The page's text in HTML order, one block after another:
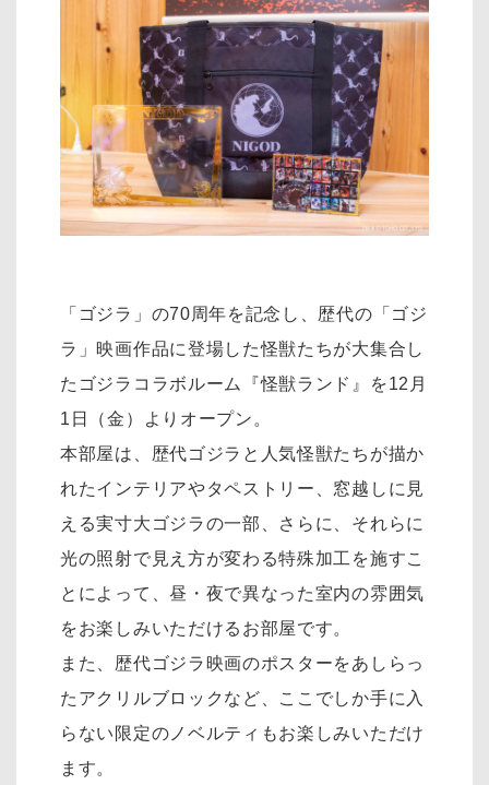
「ゴジラ」の70周年を記念し、歴代の「ゴジ
ラ」映画作品に登場した怪獣たちが大集合し
たゴジラコラボルーム『怪獣ランド』を12月
1日（金）よりオープン。
本部屋は、歴代ゴジラと人気怪獣たちが描か
れたインテリアやタペストリー、窓越しに見
える実寸大ゴジラの一部、さらに、それらに
光の照射で見え方が変わる特殊加工を施すこ
とによって、昼・夜で異なった室内の雰囲気
をお楽しみいただけるお部屋です。
また、歴代ゴジラ映画のポスターをあしらっ
たアクリルブロックなど、ここでしか手に入
らない限定のノベルティもお楽しみいただけ
ます。